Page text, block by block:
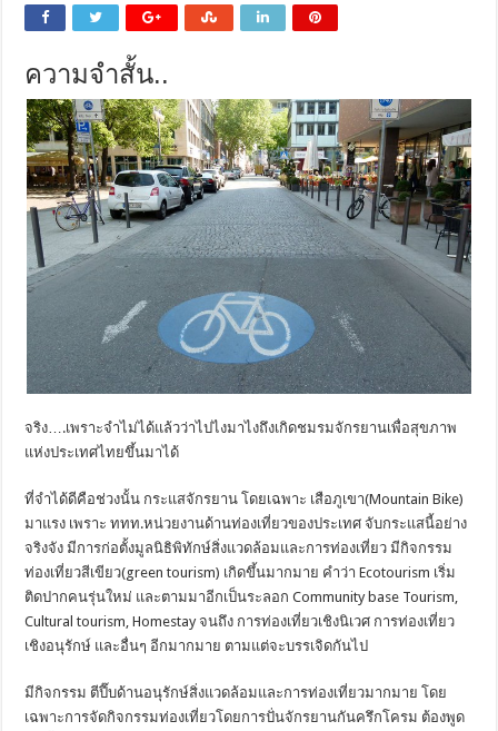
ความจำสั้น..
จริง….เพราะจำไม่ได้แล้วว่าไปไงมาไงถึงเกิดชมรมจักรยานเพื่อสุขภาพ
แห่งประเทศไทยขึ้นมาได้
ที่จำได้ดีคือช่วงนั้น กระแสจักรยาน โดยเฉพาะ เสือภูเขา(Mountain Bike)
มาแรง เพราะ ททท.หน่วยงานด้านท่องเที่ยวของประเทศ จับกระแสนี้อย่าง
จริงจัง มีการก่อตั้งมูลนิธิพิทักษ์สิ่งแวดล้อมและการท่องเที่ยว มีกิจกรรม
ท่องเที่ยวสีเขียว(green tourism) เกิดขึ้นมากมาย คำว่า Ecotourism เริ่ม
ติดปากคนรุ่นใหม่ และตามมาอีกเป็นระลอก Community base Tourism,
Cultural tourism, Homestay จนถึง การท่องเที่ยวเชิงนิเวศ การท่องเที่ยว
เชิงอนุรักษ์ และอื่นๆ อีกมากมาย ตามแต่จะบรรเจิดกันไป
มีกิจกรรม ตีปี๊บด้านอนุรักษ์สิ่งแวดล้อมและการท่องเที่ยวมากมาย โดย
เฉพาะการจัดกิจกรรมท่องเที่ยวโดยการปั่นจักรยานกันครึกโครม ต้องพูด